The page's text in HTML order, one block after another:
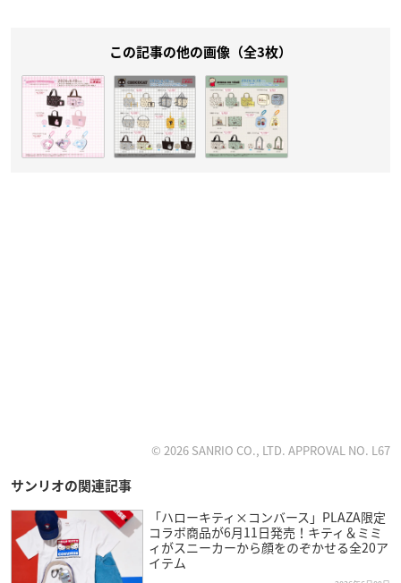
この記事の他の画像（全3枚）
© 2026 SANRIO CO., LTD. APPROVAL NO. L67
サンリオの関連記事
「ハローキティ×コンバース」PLAZA限定
コラボ商品が6月11日発売！キティ＆ミミ
ィがスニーカーから顔をのぞかせる全20ア
イテム